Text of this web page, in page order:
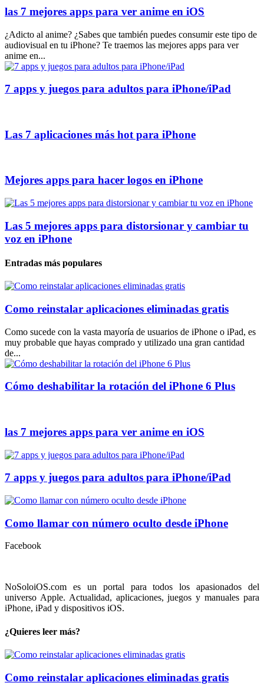
las 7 mejores apps para ver anime en iOS
¿Adicto al anime? ¿Sabes que también puedes consumir este tipo de
audiovisual en tu iPhone? Te traemos las mejores apps para ver
anime en...
7 apps y juegos para adultos para iPhone/iPad
Las 7 aplicaciones más hot para iPhone
Mejores apps para hacer logos en iPhone
Las 5 mejores apps para distorsionar y cambiar tu
voz en iPhone
Entradas más populares
Como reinstalar aplicaciones eliminadas gratis
Como sucede con la vasta mayoría de usuarios de iPhone o iPad, es
muy probable que hayas comprado y utilizado una gran cantidad
de...
Cómo deshabilitar la rotación del iPhone 6 Plus
las 7 mejores apps para ver anime en iOS
7 apps y juegos para adultos para iPhone/iPad
Como llamar con número oculto desde iPhone
Facebook
NoSoloiOS.com es un portal para todos los apasionados del
universo Apple. Actualidad, aplicaciones, juegos y manuales para
iPhone, iPad y dispositivos iOS.
¿Quieres leer más?
Como reinstalar aplicaciones eliminadas gratis